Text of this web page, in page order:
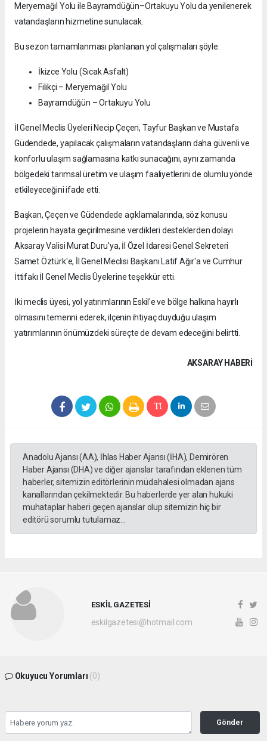
Meryemağıl Yolu ile Bayramdüğün–Ortakuyu Yolu da yenilenerek
vatandaşların hizmetine sunulacak.
Bu sezon tamamlanması planlanan yol çalışmaları şöyle:
İkizce Yolu (Sıcak Asfalt)
Filikçi – Meryemağıl Yolu
Bayramdüğün – Ortakuyu Yolu
İl Genel Meclis Üyeleri Necip Çeçen, Tayfur Başkan ve Mustafa
Güdendede, yapılacak çalışmaların vatandaşların daha güvenli ve
konforlu ulaşım sağlamasına katkı sunacağını, aynı zamanda
bölgedeki tarımsal üretim ve ulaşım faaliyetlerini de olumlu yönde
etkileyeceğini ifade etti.
Başkan, Çeçen ve Güdendede açıklamalarında, söz konusu
projelerin hayata geçirilmesine verdikleri desteklerden dolayı
Aksaray Valisi Murat Duru'ya, İl Özel İdaresi Genel Sekreteri
Samet Öztürk'e, İl Genel Meclisi Başkanı Latif Ağır'a ve Cumhur
İttifakı İl Genel Meclis Üyelerine teşekkür etti.
İki meclis üyesi, yol yatırımlarının Eskil'e ve bölge halkına hayırlı
olmasını temenni ederek, ilçenin ihtiyaç duyduğu ulaşım
yatırımlarının önümüzdeki süreçte de devam edeceğini belirtti.
AKSARAY HABERİ
Anadolu Ajansı (AA), İhlas Haber Ajansı (İHA), Demirören
Haber Ajansı (DHA) ve diğer ajanslar tarafından eklenen tüm
haberler, sitemizin editörlerinin müdahalesi olmadan ajans
kanallarından çekilmektedir. Bu haberlerde yer alan hukuki
muhataplar haberi geçen ajanslar olup sitemizin hiç bir
editörü sorumlu tutulamaz...
ESKİL GAZETESİ
eskilgazetesi@hotmail.com
Okuyucu Yorumları (0)
Gönder